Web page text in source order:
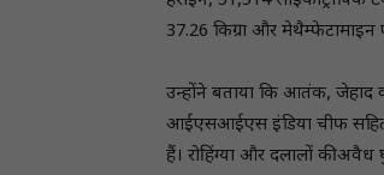
37.26 किग्रा और मेथैम्फेटामाइन
उन्हाेंने बताया कि आतंक, जेहाद
आईएसआईएस इंडिया चीफ सहित
हैं। रोहिंग्या और दलालों की